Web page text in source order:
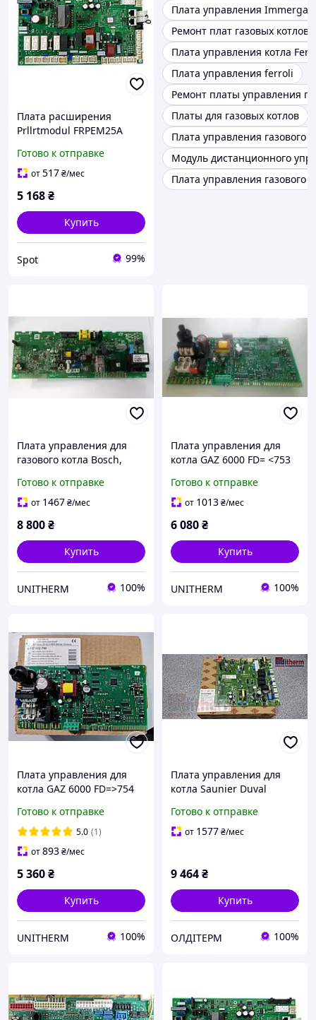
Плата расширения
Prllrtmodul FRPEM25A
котла Fröling P4 PE1 SP
Dual управление
механизмами
Готово к отправке
от517₴/мес
5 168₴
Купить
Spot 99%
Плата управления Immergas
Ремонт плат газовых котлов
Плата управления котла
Плата управления ferroli
Ремонт платы управления
Платы для газовых котлов
Плата управления газового
Модуль дистанционного
Плата управления газового
Плата управления для
газового котла Bosch,
ZW28-2KE ZW30-2AE
оригинал
Готово к отправке
от 1467₴/мес
8 800₴
Купить
UNITHERM 100%
Плата управления для
котла GAZ 6000 FD= <753
Готово к отправке
от 1013₴/мес
6 080₴
Купить
UNITHERM 100%
Плата управления для
котла GAZ 6000 FD=>754
Готово к отправке
5.0 (1)
от893₴/мес
5 360₴
Купить
UNITHERM 100%
Плата управления для
котла Saunier Duval
Isofast
Готово к отправке
от 1577₴/мес
9 464₴
Купить
ОЛДІТЕРМ 100%